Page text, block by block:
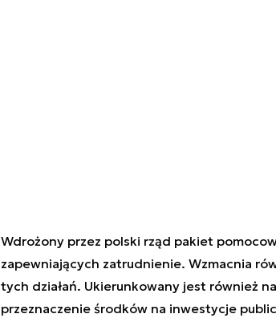
Wdrożony przez polski rząd pakiet
zapewniających zatrudnienie. Wzmacnia
tych działań. Ukierunkowany jest również
przeznaczenie środków na inwestycje